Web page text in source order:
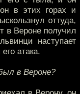
в этих горах и
оттуда,
в Вероне получил
наступает
атака.
в Вероне?